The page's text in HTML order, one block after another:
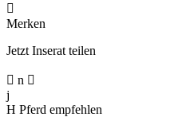

Merken
Jetzt Inserat teilen
 n 
j
H Pferd empfehlen